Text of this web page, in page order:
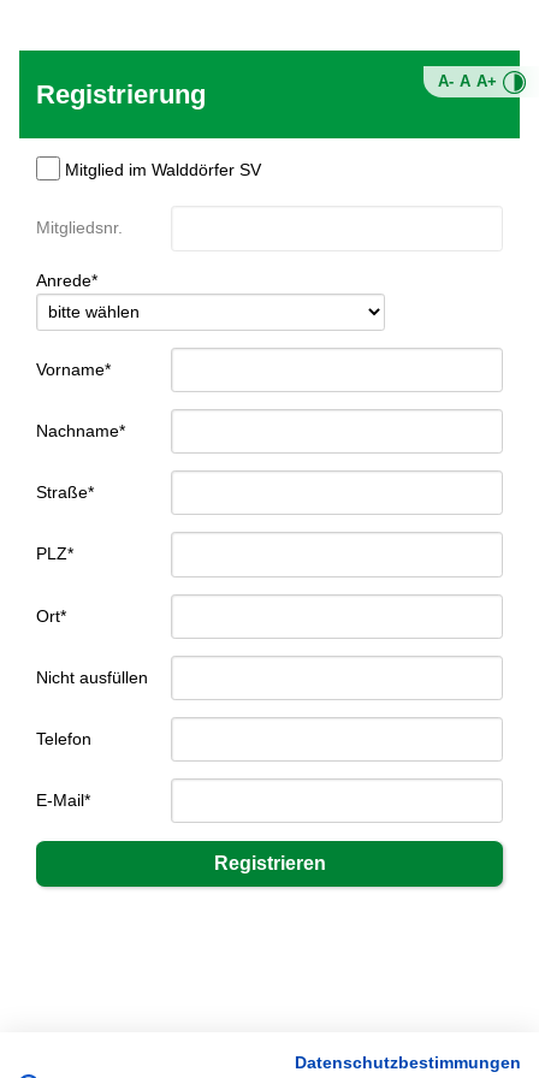
A- A A+
Registrierung
Mitglied im Walddörfer SV
Mitgliedsnr.
Anrede*
Vorname*
Nachname*
Straße*
PLZ*
Ort*
Nicht ausfüllen
Telefon
E-Mail*
Datenschutzbestimmungen